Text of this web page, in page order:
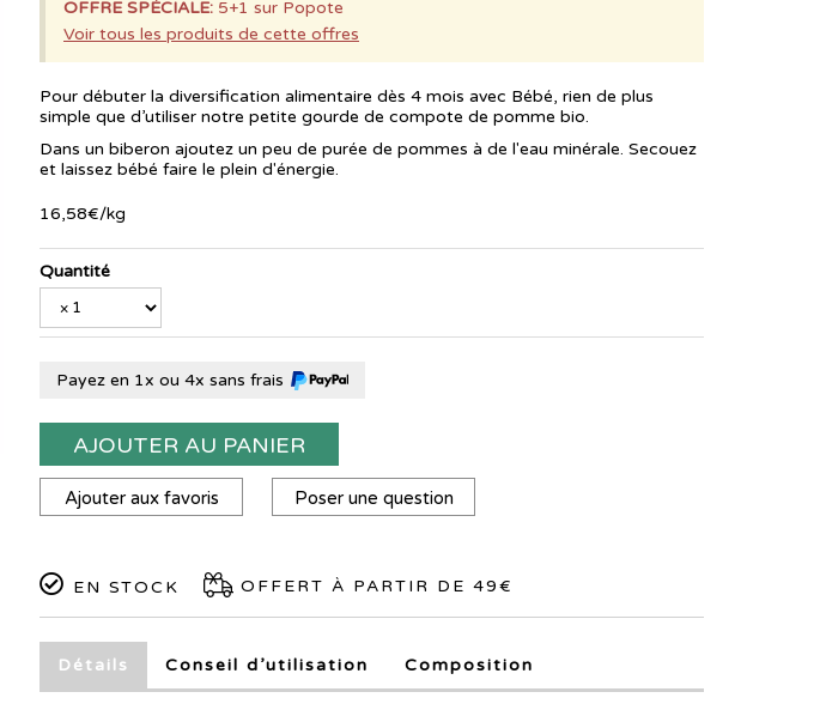
OFFRE SPÉCIALE: 5+1 sur Popote
Voir tous les produits de cette offres
Pour débuter la diversification alimentaire dès 4 mois avec Bébé, rien de plus
simple que d’utiliser notre petite gourde de compote de pomme bio.
Dans un biberon ajoutez un peu de purée de pommes à de l'eau minérale. Secouez
et laissez bébé faire le plein d'énergie.
16,58€/kg
Quantité
Payez en 1x ou 4x sans frais
AJOUTER AU PANIER
Ajouter aux favoris Poser une question
EN STOCK OFFERT À PARTIR DE 49€
Détails Conseil d’utilisation Composition